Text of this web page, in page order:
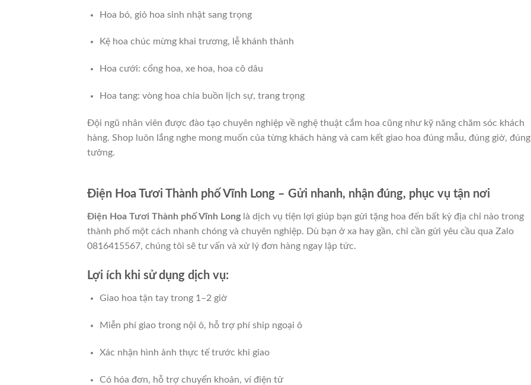
Hoa bó, giỏ hoa sinh nhật sang trọng
Kệ hoa chúc mừng khai trương, lễ khánh thành
Hoa cưới: cổng hoa, xe hoa, hoa cô dâu
Hoa tang: vòng hoa chia buồn lịch sự, trang trọng
Đội ngũ nhân viên được đào tạo chuyên nghiệp về nghệ thuật cắm hoa cũng như kỹ năng chăm sóc khách
hàng. Shop luôn lắng nghe mong muốn của từng khách hàng và cam kết giao hoa đúng mẫu, đúng giờ,
tưởng.
Điện Hoa Tươi Thành phố Vĩnh Long – Gửi nhanh, nhận đúng, phục vụ tận nơi
Điện Hoa Tươi Thành phố Vĩnh Longlà dịch vụ tiện lợi giúp bạn gửi tặng hoa đến bất kỳ địa chỉ nào trong
thành phố một cách nhanh chóng và chuyên nghiệp. Dù bạn ở xa hay gần, chỉ cần gửi yêu cầu qua Zalo
0816415567, chúng tôi sẽ tư vấn và xử lý đơn hàng ngay lập tức.
Lợi ích khi sử dụng dịch vụ:
Giao hoa tận tay trong 1–2 giờ
Miễn phí giao trong nội ô, hỗ trợ phí ship ngoại ô
Xác nhận hình ảnh thực tế trước khi giao
Có hóa đơn, hỗ trợ chuyển khoản, ví điện tử